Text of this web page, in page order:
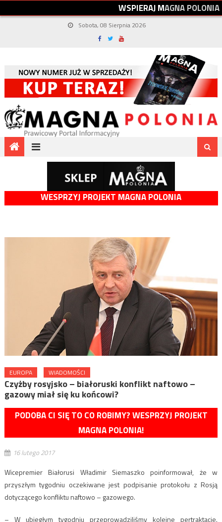
WSPIERAJMAGNAPOLONIA
Sobota, 08 Sierpnia 2026
WESPRZYJ PROJEKT MAGNA POLONIA
EUROPA WIADOMOŚCI
Czyżby rosyjsko – białoruski konflikt naftowo –
gazowy miał się ku końcowi?
PODOBA CI SIĘ TO CO ROBIMY? WESPRZYJ PROJEKT
MAGNA POLONIA!
16 lutego 2017
Wicepremier Białorusi Władimir Siemaszko poinformował, że w
przyszłym tygodniu oczekiwane jest podpisanie protokołu z Rosją
dotyczącego konfliktu naftowo – gazowego.
– W ubiegłym tygodniu przeprowadziliśmy kolejne pertraktacje.